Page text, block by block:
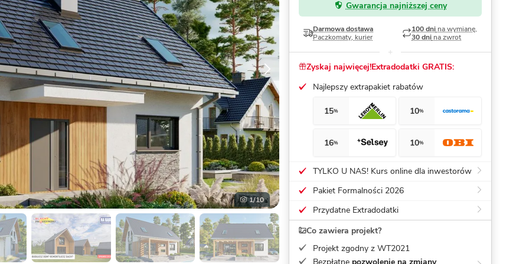
Dom pasywny - co to znaczy
1/10
Gwarancja najniższej ceny
Darmowa dostawa
Paczkomaty, kurier
100 dni na wymianę,
30 dni na zwrot
Zyskaj najwięcej!Extradodatki GRATIS:
Najlepszy extrapakiet rabatów
15% 10%
16% 10%
TYLKO U NAS! Kurs online dla inwestorów
Pakiet Formalności 2026
Przydatne Extradodatki
Co zawiera projekt?
Projekt zgodny z WT2021